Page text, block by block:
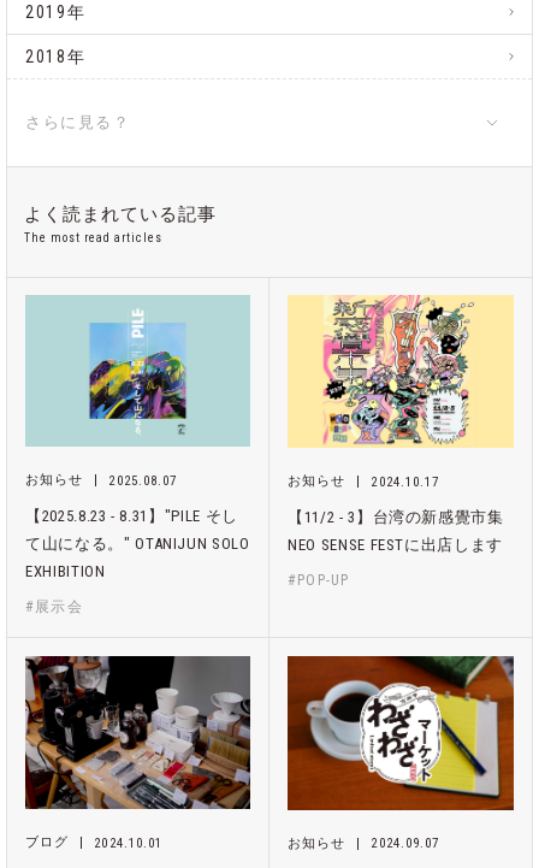
2019年
2018年
さらに見る？
よく読まれている記事
The most read articles
お知らせ 2025.08.07
【2025.8.23 - 8.31】"PILE そし
て山になる。" OTANIJUN SOLO
EXHIBITION
#展示会
お知らせ 2024.10.17
【11/2 - 3】台湾の新感覺市集
NEO SENSE FESTに出店します
#POP-UP
ブログ 2024.10.01 お知らせ 2024.09.07